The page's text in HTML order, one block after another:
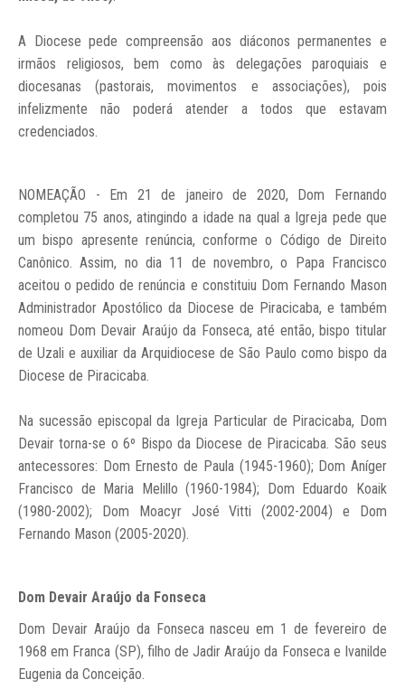
A Diocese pede compreensão aos diáconos permanentes e
irmãos religiosos, bem como às delegações paroquiais e
diocesanas (pastorais, movimentos e associações), pois
infelizmente não poderá atender a todos que estavam
credenciados.
NOMEAÇÃO - Em 21 de janeiro de 2020, Dom Fernando
completou 75 anos, atingindo a idade na qual a Igreja pede que
um bispo apresente renúncia, conforme o Código de Direito
Canônico. Assim, no dia 11 de novembro, o Papa Francisco
aceitou o pedido de renúncia e constituiu Dom Fernando Mason
Administrador Apostólico da Diocese de Piracicaba, e também
nomeou Dom Devair Araújo da Fonseca, até então, bispo titular
de Uzali e auxiliar da Arquidiocese de São Paulo como bispo da
Diocese de Piracicaba.
Na sucessão episcopal da Igreja Particular de Piracicaba, Dom
Devair torna-se o 6º Bispo da Diocese de Piracicaba. São seus
antecessores: Dom Ernesto de Paula (1945-1960); Dom Aníger
Francisco de Maria Melillo (1960-1984); Dom Eduardo Koaik
(1980-2002); Dom Moacyr José Vitti (2002-2004) e Dom
Fernando Mason (2005-2020).
Dom Devair Araújo da Fonseca
Dom Devair Araújo da Fonseca nasceu em 1 de fevereiro de
1968 em Franca (SP), filho de Jadir Araújo da Fonseca e Ivanilde
Eugenia da Conceição.